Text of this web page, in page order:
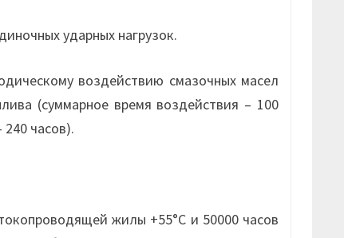
ударных нагрузок.
воздействию смазочных масел
(суммарное время воздействия – 100
часов).
жилы +55°С и 50000 часов